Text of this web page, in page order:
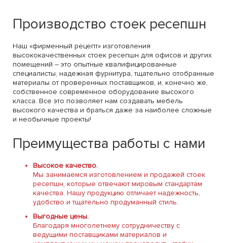
Производство стоек ресепшн
Наш «фирменный рецепт» изготовления
высококачественных стоек ресепшн для офисов и других
помещений – это опытные квалифицированные
специалисты, надежная фурнитура, тщательно отобранные
материалы от проверенных поставщиков, и, конечно же,
собственное современное оборудование высокого
класса. Все это позволяет нам создавать мебель
высокого качества и браться даже за наиболее сложные
и необычные проекты!
Преимущества работы с нами
Высокое качество.
Мы занимаемся изготовлением и продажей стоек
ресепшн, которые отвечают мировым стандартам
качества. Нашу продукцию отличает надежность,
удобство и тщательно продуманный стиль.
Выгодные цены.
Благодаря многолетнему сотрудничеству с
ведущими поставщиками материалов и